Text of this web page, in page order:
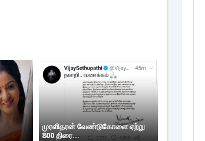
முரளிதரன் வேண்டுகோளை ஏற்று
800 திரை...